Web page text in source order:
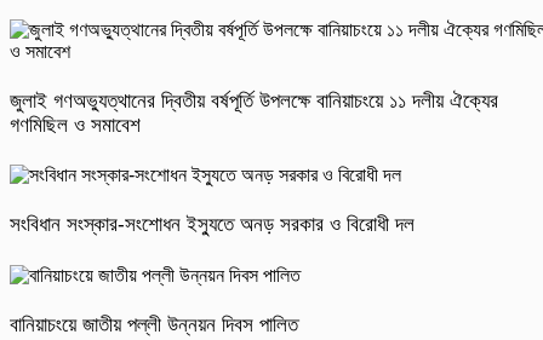
জুলাই গণঅভ্যুত্থানের দ্বিতীয় বর্ষপূর্তি উপলক্ষে বানিয়াচংয়ে ১১ দলীয় ঐক্যের
গণমিছিল ও সমাবেশ
সংবিধান সংস্কার-সংশোধন ইস্যুতে অনড় সরকার ও বিরোধী দল
বানিয়াচংয়ে জাতীয় পল্লী উন্নয়ন দিবস পালিত